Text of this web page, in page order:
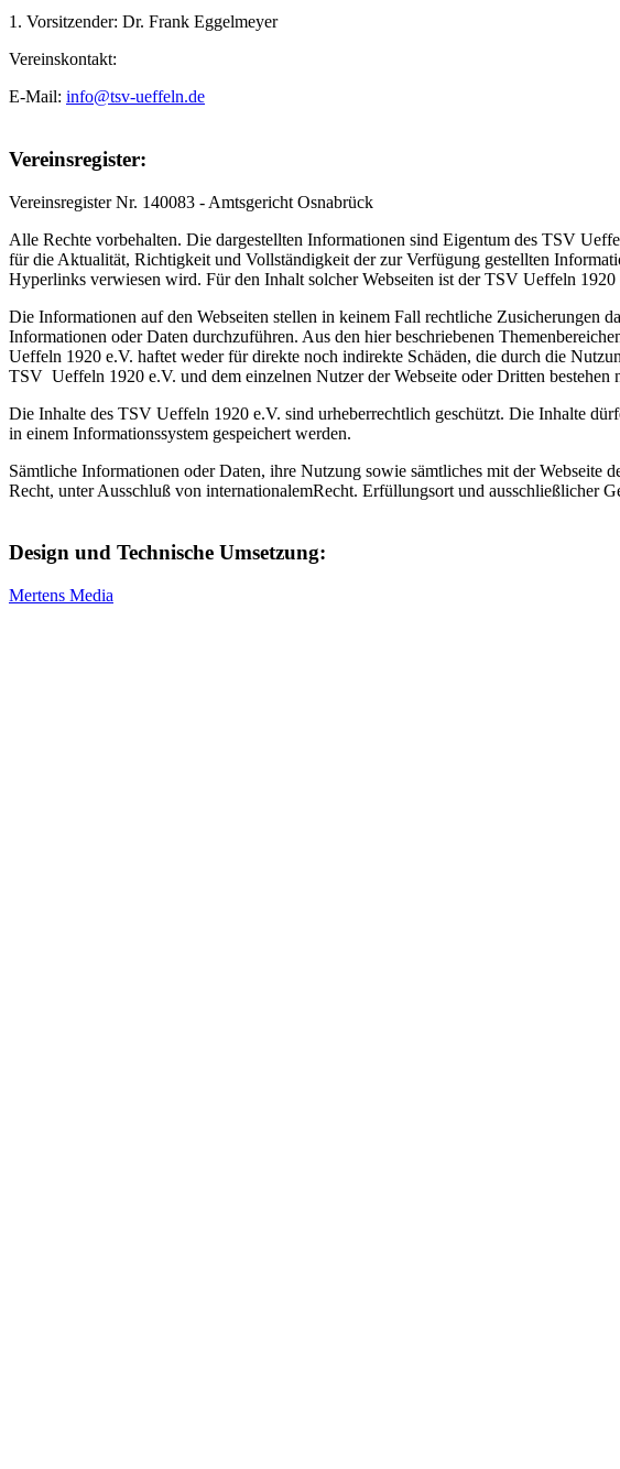
1. Vorsitzender: Dr. Frank Eggelmeyer
Vereinskontakt:
E-Mail: info@tsv-ueffeln.de
Vereinsregister:
Vereinsregister Nr. 140083 - Amtsgericht Osnabrück
Alle Rechte vorbehalten. Die dargestellten Informationen sind Eigentum des TSV
für die Aktualität, Richtigkeit und Vollständigkeit der zur Verfügung gestellten
Hyperlinks verwiesen wird. Für den Inhalt solcherWebseiten ist der TSV Ueffeln
Die Informationen auf den Webseiten stellen in keinem Fall rechtliche Zusicherungen
Informationen oderDaten durchzuführen. Aus den hier beschriebenen
Ueffeln 1920 e.V. haftet weder für direkte noch indirekte Schäden, die durch die
TSV Ueffeln 1920 e.V. und dem einzelnen Nutzer der Webseite oder Dritten bestehen
Die Inhalte des TSV Ueffeln 1920 e.V. sind urheberrechtlich geschützt. Die Inhalte
in einem Informationssystem gespeichert werden.
Sämtliche Informationen oder Daten, ihre Nutzung sowie sämtliches mit derWebseite
Recht, unter Ausschluß von internationalemRecht. Erfüllungsort und ausschließlicher
Design und Technische Umsetzung:
Mertens Media